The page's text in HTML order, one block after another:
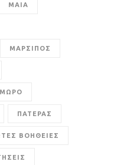
ΜΑΙΑ
ΜΑΡΣΙΠΟΣ
ΜΩΡΟ
ΠΑΤΕΡΑΣ
ΒΟΗΘΕΙΕΣ